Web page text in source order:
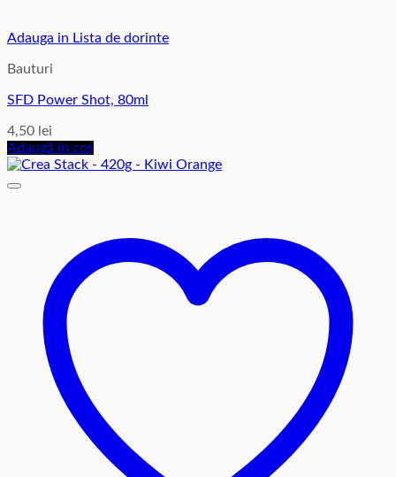
Adauga in Lista de dorinte
Bauturi
SFD Power Shot, 80ml
4,50 lei
Adaugă în coș